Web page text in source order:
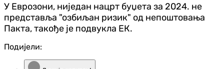
У Еврозони, ниједан нацрт буџета за 2024. не
представља "озбиљан ризик" од непоштовања
Пакта, такође је подвукла ЕК.
Подијели: